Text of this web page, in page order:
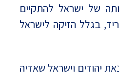
של ישראל להתקיים
בגלל הזיקה לישראל
יהודים וישראל שאדיה